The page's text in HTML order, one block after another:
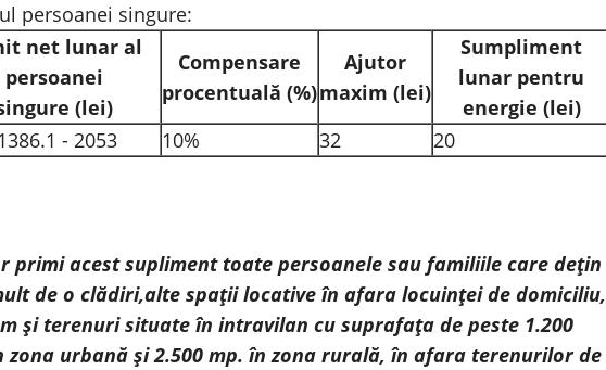
persoanei singure:
net lunar al
persoanei
(lei)
Compensare
procentuală (%)
Ajutor
maxim (lei)
Sumpliment
lunar pentru
energie (lei)
- 2053
10% 32 20
primi acest supliment toate persoanele sau familiile care dețin
de o clădiri,alte spații locative în afara locuinței de domiciliu,
și terenuri situate în intravilan cu suprafața de peste 1.200
zona urbană și 2.500 mp. în zona rurală, în afara terenurilor de